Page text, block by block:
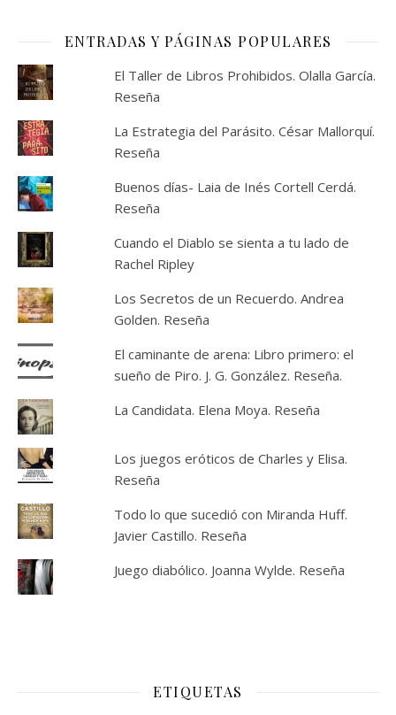
ENTRADAS Y PÁGINAS POPULARES
El Taller de Libros Prohibidos. Olalla García.
Reseña
La Estrategia del Parásito. César Mallorquí.
Reseña
Buenos días- Laia de Inés Cortell Cerdá.
Reseña
Cuando el Diablo se sienta a tu lado de
Rachel Ripley
Los Secretos de un Recuerdo. Andrea
Golden. Reseña
El caminante de arena: Libro primero: el
sueño de Piro. J. G. González. Reseña.
La Candidata. Elena Moya. Reseña
Los juegos eróticos de Charles y Elisa.
Reseña
Todo lo que sucedió con Miranda Huff.
Javier Castillo. Reseña
Juego diabólico. Joanna Wylde. Reseña
ETIQUETAS